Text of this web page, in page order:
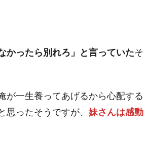
かったら別れろ」と言っていたそ
が一生養ってあげるから心配する
ったそうですが、 妹さんは感動